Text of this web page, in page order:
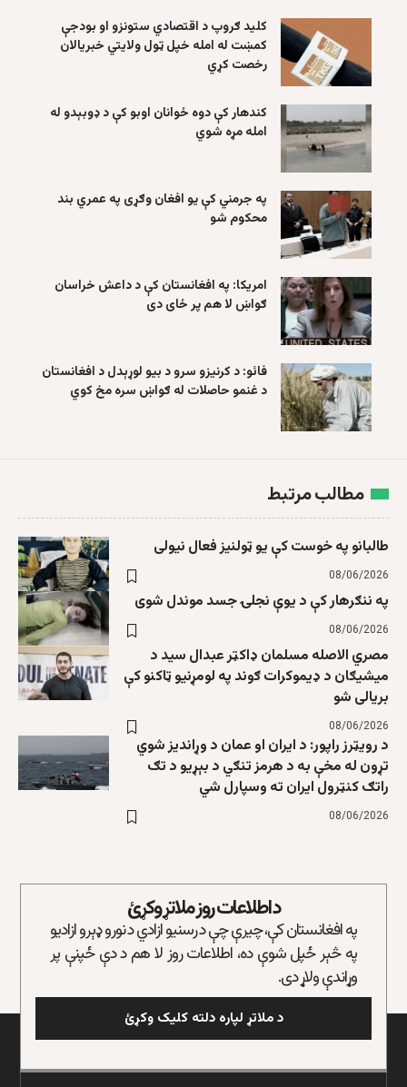
کلید ګروپ د اقتصادي ستونزو او بودجې
کمښت له امله خپل ټول ولایتي خبریالان
رخصت کړي
کندهار کې دوه ځوانان اوبو کې د ډوبېدو له
امله مړه شوي
په جرمني کې یو افغان وګړی په عمري بند
محکوم شو
امریکا: په افغانستان کې د داعش خراسان
ګواښ لا هم پر ځای دی
فائو: د کرنیزو سرو د بیو لوړېدل د افغانستان
د غنمو حاصلات له ګواښ سره مخ کوي
مطالب مرتبط
طالبانو په خوست کې یو ټولنیز فعال نیولی
08/06/2026
په ننګرهار کې د یوې نجلۍ جسد موندل شوی
08/06/2026
مصري الاصله مسلمان ډاکټر عبدال سید د
میشیګان د ډیموکرات ګوند په لومړنیو ټاکنو کې
بریالی شو
08/06/2026
د رویټرز راپور: د ایران او عمان د وړاندیز شوي
تړون له مخې به د هرمز تنګي د بېړیو د تګ
راتګ کنټرول ایران ته وسپارل شي
08/06/2026
د اطلاعات روز ملاتړ وکړئ
په افغانستان کې، چیرې چې د رسنیو ازادي د نورو ډېرو ازادیو
په څېر ځپل شوې ده، اطلاعات روز لا هم د دې ځپنې پر
وړاندې ولاړ دی.
د ملاتړ لپاره دلته کلیک وکړئ